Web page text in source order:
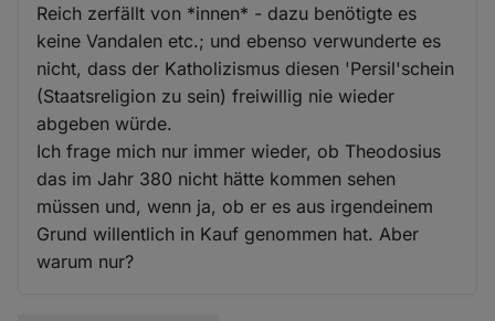
Reich zerfällt von *innen* - dazu benötigte es
keine Vandalen etc.; und ebenso verwunderte es
nicht, dass der Katholizismus diesen 'Persil'schein
(Staatsreligion zu sein) freiwillig nie wieder
abgeben würde.
Ich frage mich nur immer wieder, ob Theodosius
das im Jahr 380 nicht hätte kommen sehen
müssen und, wenn ja, ob er es aus irgendeinem
Grund willentlich in Kauf genommen hat. Aber
warum nur?